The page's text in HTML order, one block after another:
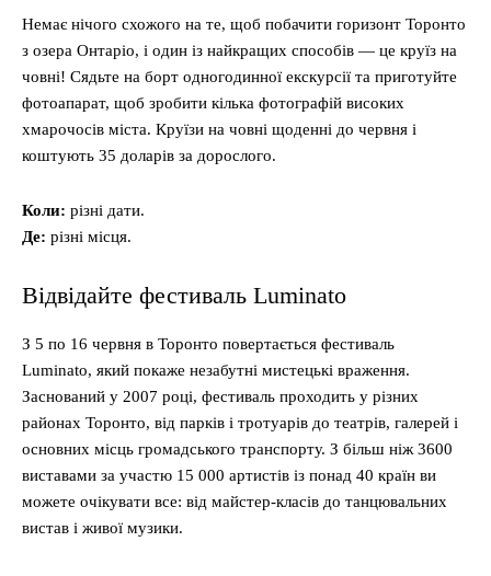
Немає нічого схожого на те, щоб побачити горизонт Торонто
з озера Онтаріо, і один із найкращих способів — це круїз на
човні! Сядьте на борт одногодинної екскурсії та приготуйте
фотоапарат, щоб зробити кілька фотографій високих
хмарочосів міста. Круїзи на човні щоденні до червня і
коштують 35 доларів за дорослого.
Коли: різні дати.
Де: різні місця.
Відвідайте фестиваль Luminato
З 5 по 16 червня в Торонто повертається фестиваль
Luminato, який покаже незабутні мистецькі враження.
Заснований у 2007 році, фестиваль проходить у різних
районах Торонто, від парків і тротуарів до театрів, галерей і
основних місць громадського транспорту. З більш ніж 3600
виставами за участю 15 000 артистів із понад 40 країн ви
можете очікувати все: від майстер-класів до танцювальних
вистав і живої музики.